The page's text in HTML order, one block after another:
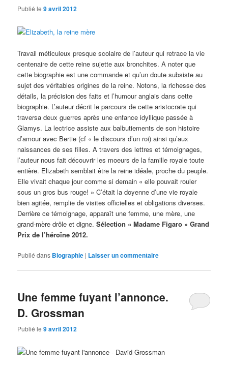
Publié le9 avril 2012
Travail méticuleux presque scolaire de l’auteur qui retrace la vie
centenaire de cette reine sujette aux bronchites. A noter que
cette biographie est une commande et qu’un doute subsiste au
sujet des véritables origines de la reine. Notons, la richesse des
détails, la précision des faits et l’humour anglais dans cette
biographie. L’auteur décrit le parcours de cette aristocrate qui
traversa deux guerres après une enfance idyllique passée à
Glamys. La lectrice assiste aux balbutiements de son histoire
d’amour avec Bertie (cf « le discours d’un roi) ainsi qu’aux
naissances de ses filles. A travers des lettres et témoignages,
l’auteur nous fait découvrir les moeurs de la famille royale toute
entière. Elizabeth semblait être la reine idéale, proche du peuple.
Elle vivait chaque jour comme si demain « elle pouvait rouler
sous un gros bus rouge! » C’était la doyenne d’une vie royale
bien agitée, remplie de visites officielles et obligations diverses.
Derrière ce témoignage, apparaît une femme, une mère, une
grand-mère drôle et digne.Sélection « Madame Figaro » Grand
Prix de l’héroïne 2012.
Publié dans Biographie | Laisser un commentaire
Une femme fuyant l’annonce.
D. Grossman
Publié le9 avril 2012